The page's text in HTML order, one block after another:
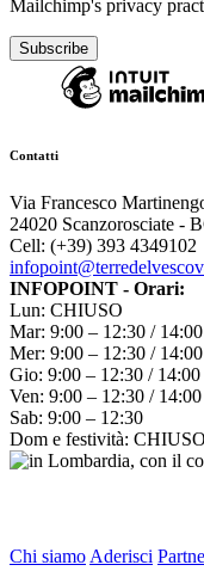
Mailchimp's privacy
Contatti
Via Francesco
24020 Scanzorosciate -
Cell: (+39) 393 4349102
INFOPOINT - Orari:
Lun: CHIUSO
Mar: 9:00 – 12:30 /
Mer: 9:00 – 12:30 /
Gio: 9:00 – 12:30 /
Ven: 9:00 – 12:30 /
Sab: 9:00 – 12:30
Dom e festività: CHIUSO
Chi siamo Aderisci